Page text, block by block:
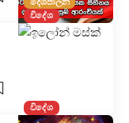
විදේශ
විදේශ